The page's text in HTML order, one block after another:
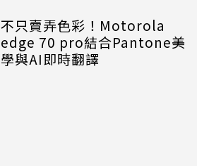
不只賣弄色彩！Motorola
edge 70 pro結合Pantone美
學與AI即時翻譯